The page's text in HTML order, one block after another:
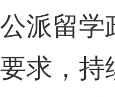
公派留学
要求，持